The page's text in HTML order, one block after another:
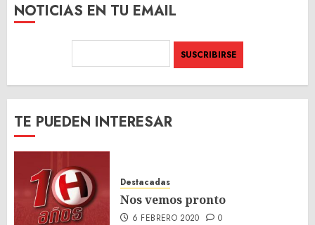
NOTICIAS EN TU EMAIL
TE PUEDEN INTERESAR
Destacadas
Nos vemos pronto
6 FEBRERO 2020 0